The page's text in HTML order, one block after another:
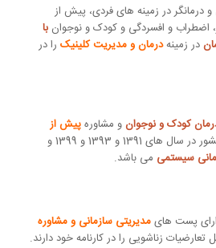
درمانگر در زمینه های فردی، پیش از
اضطراب و افسردگی و کودک و نوجوان با
در زمینهدرمان و مدیریت کلینیکرا در
کودک و نوجوانو مشاورهپیش از
کشور در سال های 1391 و 1393 و 1399 و
سیستمی می باشد.
پست هایمدیریتی سازمانی و مشاوره
تعارضیات زناشویی را در کارنامه خود دارند.